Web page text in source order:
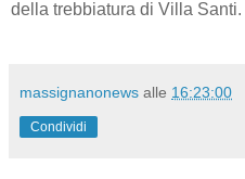
della trebbiatura di Villa Santi.
massignanonews alle 16:23:00
Condividi